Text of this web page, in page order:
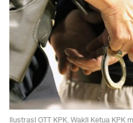
Ilustrasi OTT KPK. Wakil Ketua KPK